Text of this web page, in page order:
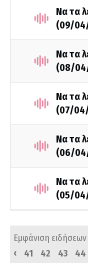
Να τα
(09/
Να τα
(08/
Να τα
(07/
Να τα
(06/
Να τα
(05/
Εμφάνιση ειδήσεων
‹
41 42 43 44